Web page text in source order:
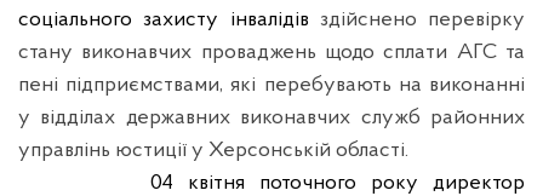
соціального захисту інвалідів здійснено перевірку
стану виконавчих проваджень щодо сплати АГС та
пені підприємствами, які перебувають на виконанні
у відділах державних виконавчих служб районних
управлінь юстиції у Херсонській області.
04 квітня поточного року директор